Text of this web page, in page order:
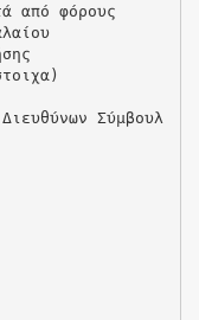
από φόρους
Σύμβουλ